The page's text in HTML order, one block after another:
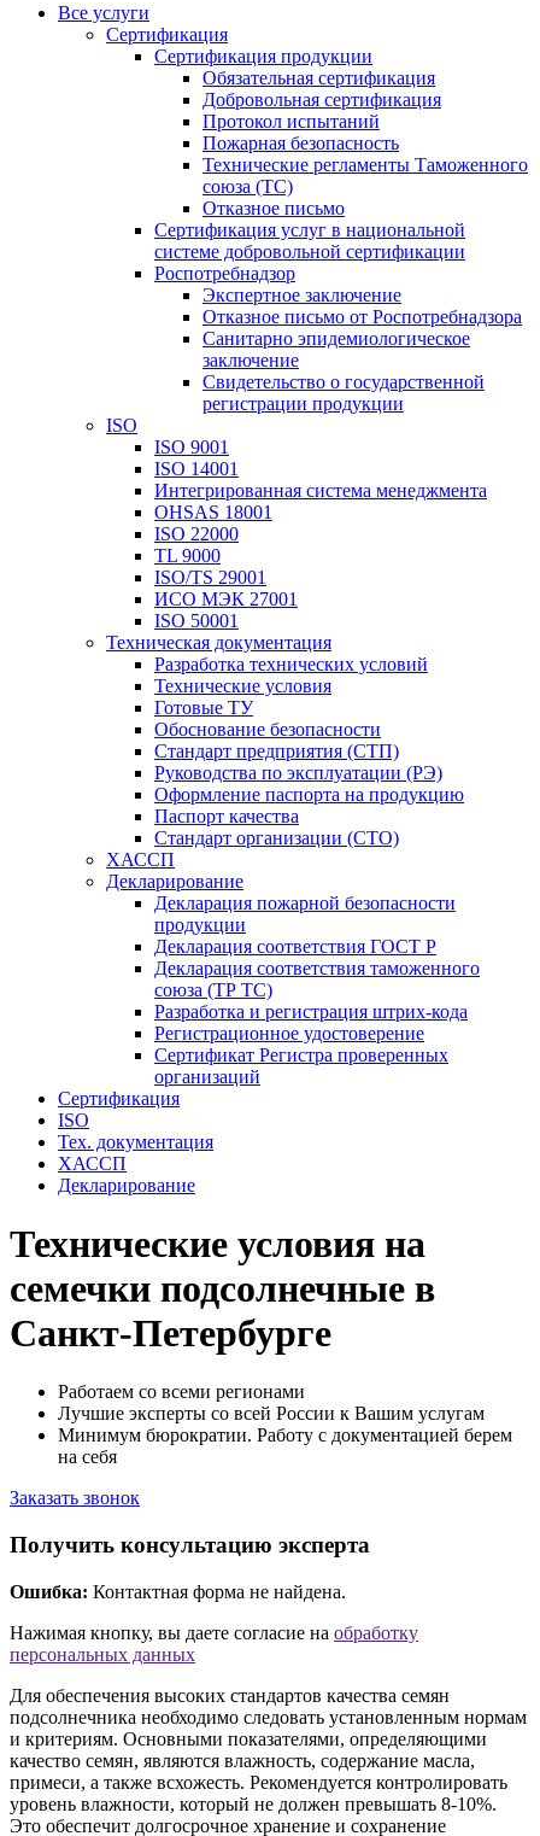
Все услуги
Сертификация
Сертификация продукции
Обязательная сертификация
Добровольная сертификация
Протокол испытаний
Пожарная безопасность
Технические регламенты Таможенного
союза (ТС)
Отказное письмо
Сертификация услуг в национальной
системе добровольной сертификации
Роспотребнадзор
Экспертное заключение
Отказное письмо от Роспотребнадзора
Санитарно эпидемиологическое
заключение
Свидетельство о государственной
регистрации продукции
ISO
ISO 9001
ISO 14001
Интегрированная система менеджмента
OHSAS 18001
ISO 22000
TL 9000
ISO/TS 29001
ИСО МЭК 27001
ISO 50001
Техническая документация
Разработка технических условий
Технические условия
Готовые ТУ
Обоснование безопасности
Стандарт предприятия (СТП)
Руководства по эксплуатации (РЭ)
Оформление паспорта на продукцию
Паспорт качества
Стандарт организации (СТО)
ХАССП
Декларирование
Декларация пожарной безопасности
продукции
Декларация соответствия ГОСТ Р
Декларация соответствия таможенного
союза (ТР ТС)
Разработка и регистрация штрих-кода
Регистрационное удостоверение
Сертификат Регистра проверенных
организаций
Сертификация
ISO
Тех. документация
ХАССП
Декларирование
Технические условия на
семечки подсолнечные в
Санкт-Петербурге
Работаем со всеми регионами
Лучшие эксперты со всей России к Вашим услугам
Минимум бюрократии. Работу с документацией берем
на себя
Заказать звонок
Получить консультацию эксперта
Ошибка: Контактная форма не найдена.
Нажимая кнопку, вы даете согласие на обработку
персональных данных
Для обеспечения высоких стандартов качества семян
подсолнечника необходимо следовать установленным нормам
и критериям. Основными показателями, определяющими
качество семян, являются влажность, содержание масла,
примеси, а также всхожесть. Рекомендуется контролировать
уровень влажности, который не должен превышать 8-10%.
Это обеспечит долгосрочное хранение и сохранение